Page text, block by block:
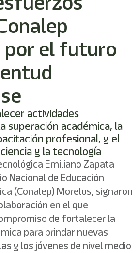
por el futuro
actividades
superación académica, la
profesional, y el
y la tecnología
Emiliano Zapata
Nacional de Educación
(Conalep) Morelos, signaron
en el que
de fortalecer la
para brindar nuevas
y los jóvenes de nivel medio